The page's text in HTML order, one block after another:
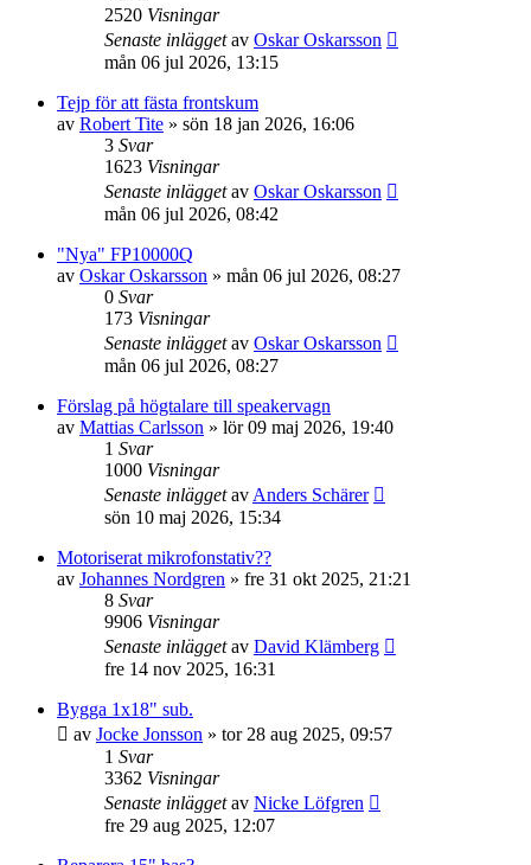
2520 Visningar
Senaste inläggetav Oskar Oskarsson
mån 06 jul 2026, 13:15
Tejp för att fästa frontskum
av Robert Tite » sön 18 jan 2026, 16:06
3 Svar
1623 Visningar
Senaste inläggetav Oskar Oskarsson
mån 06 jul 2026, 08:42
"Nya" FP10000Q
av Oskar Oskarsson » mån 06 jul 2026, 08:27
0 Svar
173 Visningar
Senaste inläggetav Oskar Oskarsson
mån 06 jul 2026, 08:27
Förslag på högtalare till speakervagn
av Mattias Carlsson » lör 09 maj 2026, 19:40
1 Svar
1000 Visningar
Senaste inläggetavAnders Schärer
sön 10 maj 2026, 15:34
Motoriserat mikrofonstativ??
av Johannes Nordgren » fre 31 okt 2025, 21:21
8 Svar
9906 Visningar
Senaste inläggetav David Klämberg
fre 14 nov 2025, 16:31
Bygga 1x18" sub.
av Jocke Jonsson » tor 28 aug 2025, 09:57
1 Svar
3362 Visningar
Senaste inläggetav Nicke Löfgren
fre 29 aug 2025, 12:07